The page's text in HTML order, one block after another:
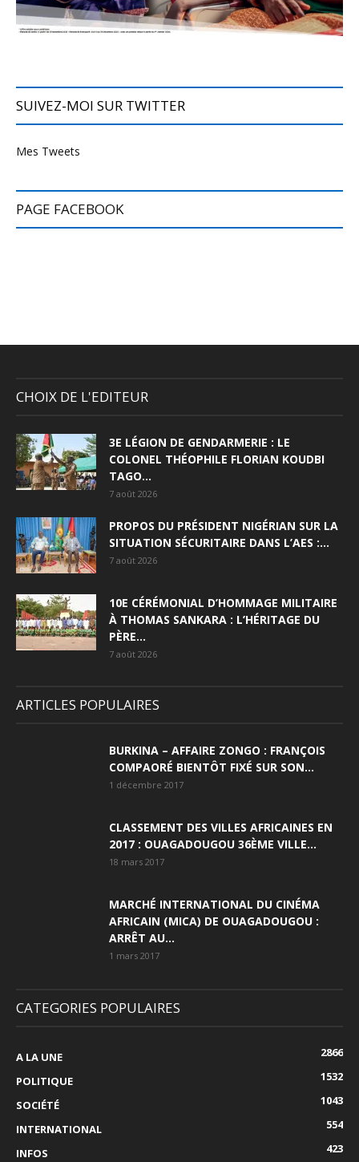
SUIVEZ-MOI SUR TWITTER
Mes Tweets
PAGE FACEBOOK
CHOIX DE L'EDITEUR
3E LÉGION DE GENDARMERIE : LE
COLONEL THÉOPHILE FLORIAN KOUDBI
TAGO...
7 août 2026
PROPOS DU PRÉSIDENT NIGÉRIAN SUR LA
SITUATION SÉCURITAIRE DANS L’AES :...
7 août 2026
10E CÉRÉMONIAL D’HOMMAGE MILITAIRE
À THOMAS SANKARA : L’HÉRITAGE DU
PÈRE...
7 août 2026
ARTICLES POPULAIRES
BURKINA – AFFAIRE ZONGO : FRANÇOIS
COMPAORÉ BIENTÔT FIXÉ SUR SON...
1 décembre 2017
CLASSEMENT DES VILLES AFRICAINES EN
2017 : OUAGADOUGOU 36ÈME VILLE...
18 mars 2017
MARCHÉ INTERNATIONAL DU CINÉMA
AFRICAIN (MICA) DE OUAGADOUGOU :
ARRÊT AU...
1 mars 2017
CATEGORIES POPULAIRES
A LA UNE
2866
POLITIQUE
1532
SOCIÉTÉ
1043
INTERNATIONAL
554
INFOS
423